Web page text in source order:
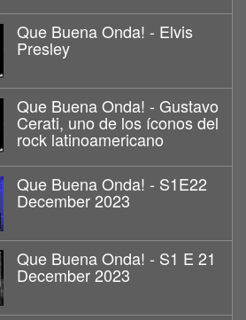
Que Buena Onda! - Elvis
Presley
Que Buena Onda! - Gustavo
Cerati, uno de los íconos del
rock latinoamericano
Que Buena Onda! - S1E22
December 2023
Que Buena Onda! - S1 E 21
December 2023